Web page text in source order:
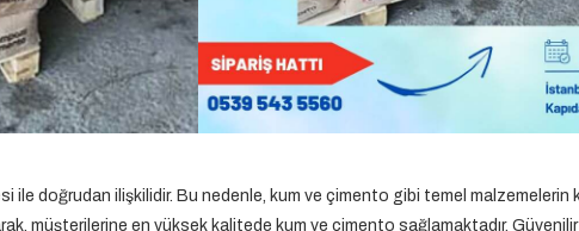
ile doğrudan ilişkilidir. Bu nedenle, kum ve çimento gibi temel malzemelerin
müşterilerine en yüksek kalitede kum ve çimento sağlamaktadır.